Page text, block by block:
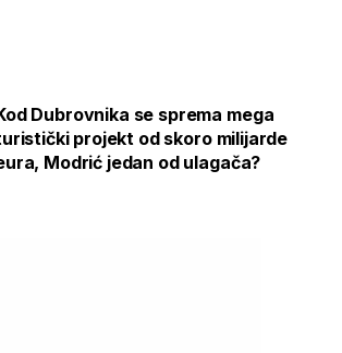
Dubrovnika se sprema mega
projekt od skoro milijarde
Modrić jedan od ulagača?